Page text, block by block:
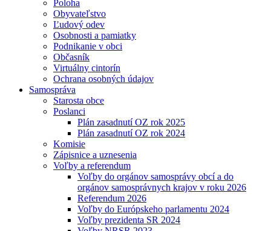
Poloha
Obyvateľstvo
Ľudový odev
Osobnosti a pamiatky
Podnikanie v obci
Občasník
Virtuálny cintorín
Ochrana osobných údajov
Samospráva
Starosta obce
Poslanci
Plán zasadnutí OZ rok 2025
Plán zasadnutí OZ rok 2024
Komisie
Zápisnice a uznesenia
Voľby a referendum
Voľby do orgánov samosprávy obcí a do
orgánov samosprávnych krajov v roku 2026
Referendum 2026
Voľby do Európskeho parlamentu 2024
Voľby prezidenta SR 2024